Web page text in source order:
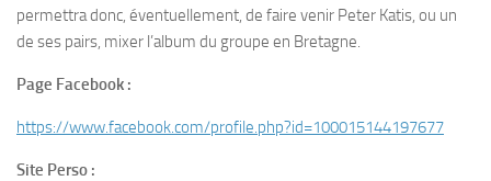
permettra donc, éventuellement, de faire venir Peter Katis, ou un
de ses pairs, mixer l’album du groupe en Bretagne.
Page Facebook :
https://www.facebook.com/profile.php?id=100015144197677
Site Perso :